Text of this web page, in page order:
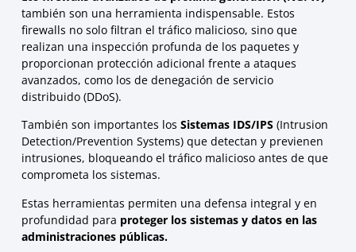
también son una herramienta indispensable. Estos
firewalls no solo filtran el tráfico malicioso, sino que
realizan una inspección profunda de los paquetes y
proporcionan protección adicional frente a ataques
avanzados, como los de denegación de servicio
distribuido (DDoS).
También son importantes los Sistemas IDS/IPS(Intrusion
Detection/Prevention Systems) que detectan y previenen
intrusiones, bloqueando el tráfico malicioso antes de que
comprometa los sistemas.
Estas herramientas permiten una defensa integral y en
profundidad para proteger los sistemas y datos en las
administraciones públicas.